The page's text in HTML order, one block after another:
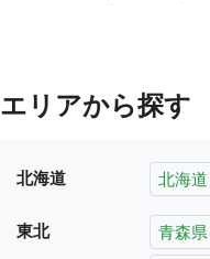
エリアから探す
北海道 北海道
東北 青森県